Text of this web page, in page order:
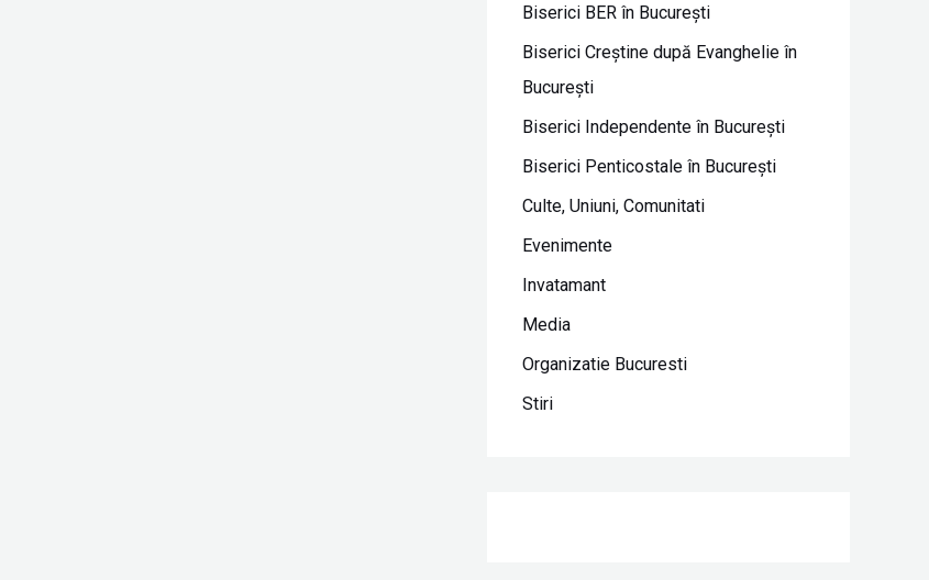
Biserici BER în Bucureşti
Biserici Creştine după Evanghelie în
Bucureşti
Biserici Independente în Bucureşti
Biserici Penticostale în Bucureşti
Culte, Uniuni, Comunitati
Evenimente
Invatamant
Media
Organizatie Bucuresti
Stiri